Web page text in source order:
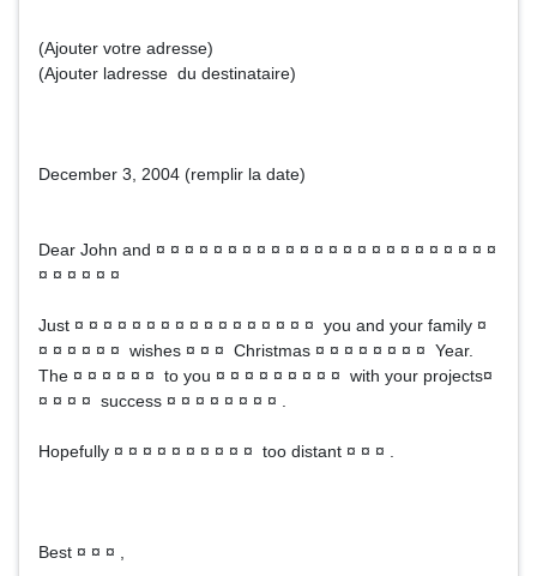
(Ajouter votre adresse)
(Ajouter ladresse du destinataire)
December 3, 2004 (remplir la date)
Dear John and ¤ ¤ ¤ ¤ ¤ ¤ ¤ ¤ ¤ ¤ ¤ ¤ ¤ ¤ ¤ ¤ ¤ ¤ ¤ ¤ ¤ ¤ ¤ ¤
¤ ¤ ¤ ¤ ¤ ¤
Just ¤ ¤ ¤ ¤ ¤ ¤ ¤ ¤ ¤ ¤ ¤ ¤ ¤ ¤ ¤ ¤ ¤ you and your family ¤
¤ ¤ ¤ ¤ ¤ ¤ wishes ¤ ¤ ¤ Christmas ¤ ¤ ¤ ¤ ¤ ¤ ¤ ¤ Year.
The ¤ ¤ ¤ ¤ ¤ ¤ to you ¤ ¤ ¤ ¤ ¤ ¤ ¤ ¤ ¤ with your projects¤
¤ ¤ ¤ ¤ success ¤ ¤ ¤ ¤ ¤ ¤ ¤ ¤ .
Hopefully ¤ ¤ ¤ ¤ ¤ ¤ ¤ ¤ ¤ ¤ too distant ¤ ¤ ¤ .
Best ¤ ¤ ¤ ,